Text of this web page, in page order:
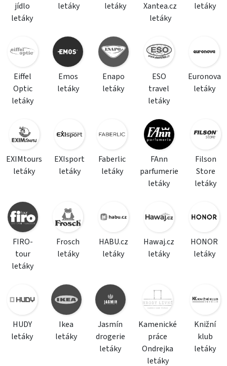
jídlo
letáky
letáky
letáky
Xantea.cz
letáky
letáky
Eiffel
Optic
letáky
Emos
letáky
Enapo
letáky
ESO
travel
letáky
Euronova
letáky
EXIMtours
letáky
EXIsport
letáky
Faberlic
letáky
FAnn
parfumerie
letáky
Filson
Store
letáky
FIRO-
tour
letáky
Frosch
letáky
HABU.cz
letáky
Hawaj.cz
letáky
HONOR
letáky
HUDY
letáky
Ikea
letáky
Jasmín
drogerie
letáky
Kamenické
práce
Ondrejka
letáky
Knižní
klub
letáky